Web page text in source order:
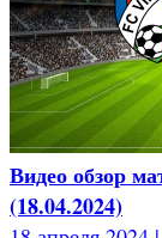
Видео обзор
(18.04.2024)